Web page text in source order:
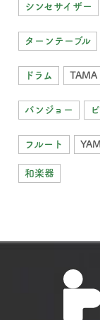
シンセサイザー
ターンテーブル
ドラム TAMA
バンジョー
フルート
和楽器